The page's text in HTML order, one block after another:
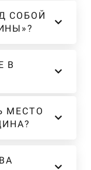
СОБОЙ
В
МЕСТО